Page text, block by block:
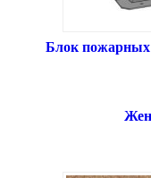
Блок пожарных